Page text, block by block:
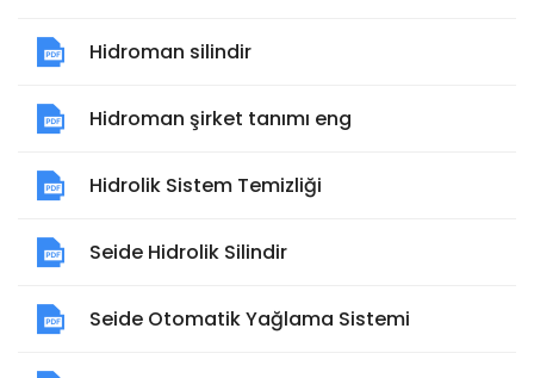
Hidroman silindir
Hidroman şirket tanımı eng
Hidrolik Sistem Temizliği
Seide Hidrolik Silindir
Seide Otomatik Yağlama Sistemi